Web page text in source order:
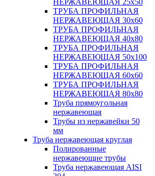
НЕРЖАВЕЮЩАЯ 25х50
ТРУБА ПРОФИЛЬНАЯ
НЕРЖАВЕЮЩАЯ 30х60
ТРУБА ПРОФИЛЬНАЯ
НЕРЖАВЕЮЩАЯ 40х80
ТРУБА ПРОФИЛЬНАЯ
НЕРЖАВЕЮЩАЯ 50х100
ТРУБА ПРОФИЛЬНАЯ
НЕРЖАВЕЮЩАЯ 60х60
ТРУБА ПРОФИЛЬНАЯ
НЕРЖАВЕЮЩАЯ 80х80
Труба прямоугольная
нержавеющая
Трубы из нержавейки 50
мм
Труба нержавеющая круглая
Полированные
нержавеющие трубы
Труба нержавеющая AISI